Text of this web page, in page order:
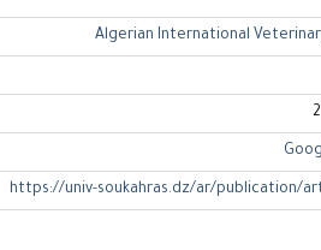
Algerian International
https://univ-soukahras.dz/ar/publication/